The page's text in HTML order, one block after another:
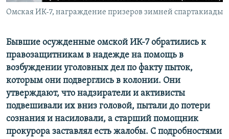
Омская ИК-7, награждение призеров зимней спартакиады
Бывшие осужденные омской ИК-7 обратились к
правозащитникам в надежде на помощь в
возбуждении уголовных дел по факту пыток,
которым они подверглись в колонии. Они
утверждают, что надзиратели и активисты
подвешивали их вниз головой, пытали до потери
сознания и насиловали, а старший помощник
прокурора заставлял есть жалобы. С подробностями